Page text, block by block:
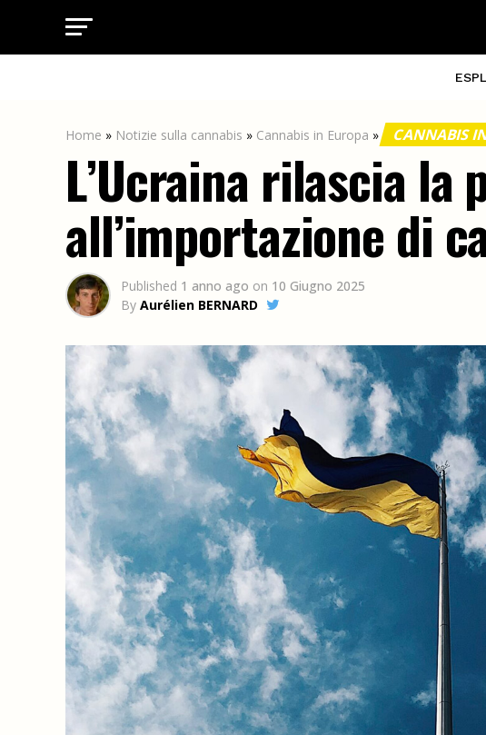
Home » Notizie sulla cannabis » Cannabis in Europa » CANNABIS
L’Ucraina rilascia
all’importazione di
Published 1 anno ago on 10 Giugno 2025
By Aurélien BERNARD